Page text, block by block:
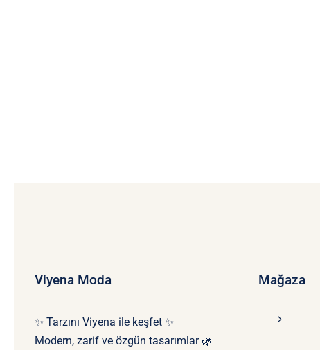
Viyena Moda
✨ Tarzını Viyena ile keşfet ✨
Modern, zarif ve özgün tasarımlar 🌿
Mağaza